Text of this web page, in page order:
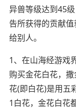
异兽等级达到45
告所获得的贡献
给别人。
1、在山海经游戏
购买金花白花，
花(即白花)是用五
1白花，金花白花